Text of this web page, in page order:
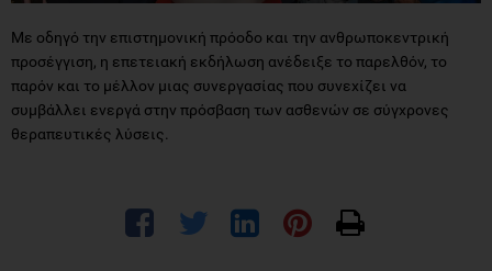
Με οδηγό την επιστημονική πρόοδο και την ανθρωποκεντρική
προσέγγιση, η επετειακή εκδήλωση ανέδειξε το παρελθόν, το
παρόν και το μέλλον μιας συνεργασίας που συνεχίζει να
συμβάλλει ενεργά στην πρόσβαση των ασθενών σε σύγχρονες
θεραπευτικές λύσεις.